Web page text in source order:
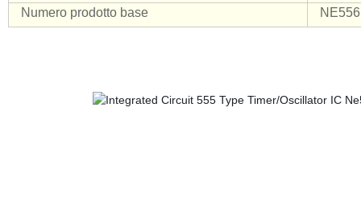
Numero prodotto base
NE556